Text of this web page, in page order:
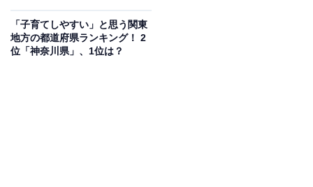
「子育てしやすい」と思う関東
地方の都道府県ランキング！ 2
位「神奈川県」、1位は？